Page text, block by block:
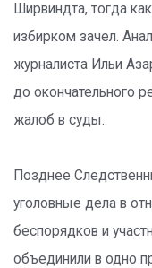
Ширвиндта, тогда
избирком зачел.
журналиста Ильи
до окончательного
жалоб в суды.
Позднее
уголовные дела в
беспорядков и
объединили в одно